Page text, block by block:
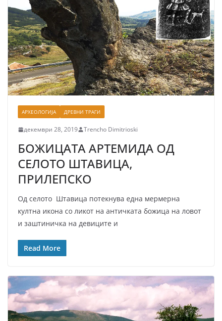
АРХЕОЛОГИЈА ДРЕВНИ ТРАГИ
декември 28, 2019 Trencho Dimitrioski
БОЖИЦАТА АРТЕМИДА ОД
СЕЛОТО ШТАВИЦА,
ПРИЛЕПСКО
Од селото Штавица потекнува една мермерна
култна икона со ликот на ан­тич­ката божица на ловот
и заштиничка на девиците и
Read More